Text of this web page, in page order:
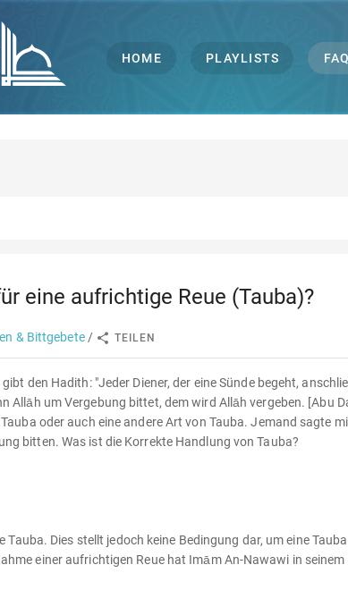
HOME PLAYLISTS
eine aufrichtige Reue (Tauba)?
& Bittgebete / TEILEN
den Hadith: "Jeder Diener, der eine Sünde begeht,
Allāh um Vergebung bittet, dem wird Allāh vergeben. [Abu
oder auch eine andere Art von Tauba. Jemand sagte
bitten. Was ist die Korrekte Handlung von Tauba?
Dies stellt jedoch keine Bedingung dar, um eine
einer aufrichtigen Reue hat Imām An-Nawawi in